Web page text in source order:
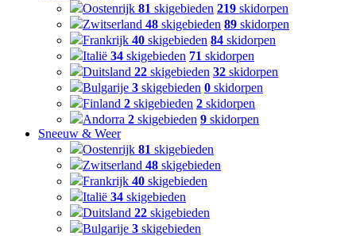
Oostenrijk 81 skigebieden 219 skidorpen
Zwitserland 48 skigebieden 89 skidorpen
Frankrijk 40 skigebieden 84 skidorpen
Italië 34 skigebieden 71 skidorpen
Duitsland 22 skigebieden 32 skidorpen
Bulgarije 3 skigebieden 0 skidorpen
Finland 2 skigebieden 2 skidorpen
Andorra 2 skigebieden 9 skidorpen
Sneeuw & Weer
Oostenrijk 81 skigebieden
Zwitserland 48 skigebieden
Frankrijk 40 skigebieden
Italië 34 skigebieden
Duitsland 22 skigebieden
Bulgarije 3 skigebieden